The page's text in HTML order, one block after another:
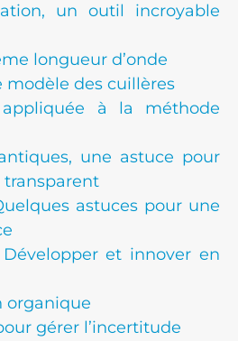
un outil incroyable
longueur d’onde
modèle des cuillères
à la méthode
une astuce pour
transparent
astuces pour une
et innover en
organique
gérer l’incertitude